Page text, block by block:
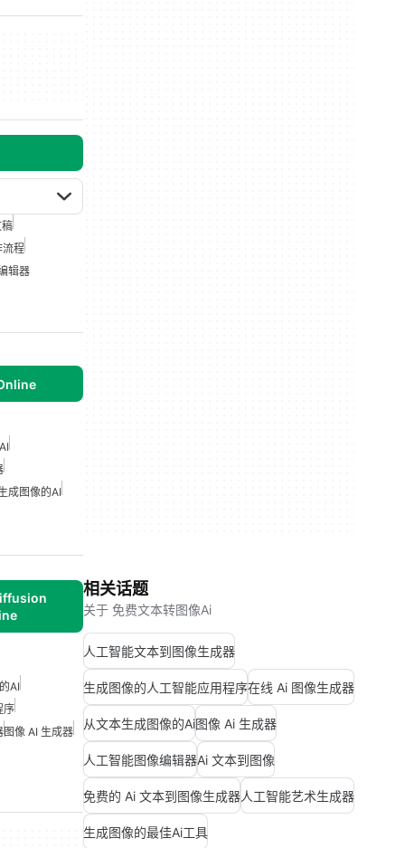
流程
辑器
成图像的AI
AI
序
图像 AI 生成器
相关话题
关于 免费文本转图像Ai
人工智能文本到图像生成器
生成图像的人工智能应用程序在线 Ai 图像生成器
从文本生成图像的Ai图像 Ai 生成器
人工智能图像编辑器Ai 文本到图像
免费的 Ai 文本到图像生成器人工智能艺术生成器
生成图像的最佳Ai工具